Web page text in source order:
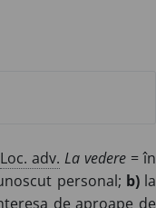
Loc. adv. La vedere = în
personal; b)la
de aproape de